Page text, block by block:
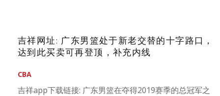
吉祥网址: 广东男篮处于新老交替的十字路口，
达到此买卖可再登顶，补充内线
CBA
吉祥app下载链接: 广东男篮在夺得2019赛季的总冠军之